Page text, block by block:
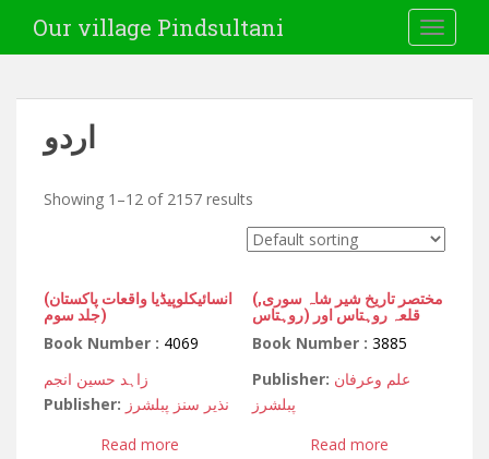
Our village Pindsultani
اردو
Showing 1–12 of 2157 results
(انسائیکلوپیڈیا واقعات پاکستان
(جلد سوم
Book Number : 4069
زاہد حسین انجم
Publisher: نذیر سنز پبلشرز
Read more
(مختصر تاریخ شیر شاہ سوری,
قلعہ روہتاس اور (روہتاس
Book Number :3885
Publisher: علم وعرفان
پبلشرز
Read more